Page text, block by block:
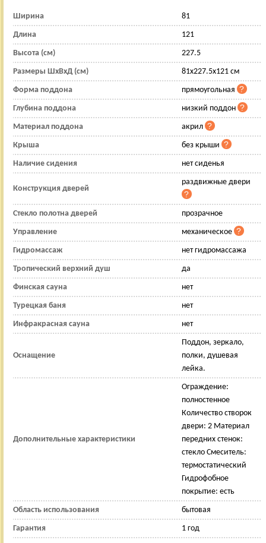
Ширина 81
Длина 121
Высота (см) 227.5
Размеры ШхВхД (см) 81x227.5x121 см
Форма поддона прямоугольная
Глубина поддона низкий поддон
Материал поддона акрил
Крыша без крыши
Наличие сидения нет сиденья
Конструкция дверей
раздвижные двери
Стекло полотна дверей прозрачное
Управление механическое
Гидромассаж нет гидромассажа
Тропический верхний душ да
Финская сауна нет
Турецкая баня нет
Инфракрасная сауна нет
Оснащение
Поддон, зеркало,
полки, душевая
лейка.
Дополнительные характеристики
Ограждение:
полностенное
Количество створок
двери: 2 Материал
передних стенок:
стекло Смеситель:
термостатический
Гидрофобное
покрытие: есть
Область использования бытовая
Гарантия 1 год